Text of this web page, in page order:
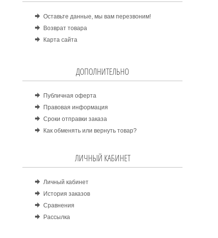
Оставьте данные, мы вам перезвоним!
Возврат товара
Карта сайта
ДОПОЛНИТЕЛЬНО
Публичная оферта
Правовая информация
Сроки отправки заказа
Как обменять или вернуть товар?
ЛИЧНЫЙ КАБИНЕТ
Личный кабинет
История заказов
Сравнения
Рассылка